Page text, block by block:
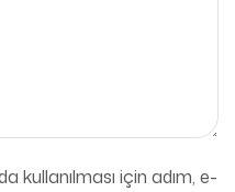
kullanılması için adım, e-